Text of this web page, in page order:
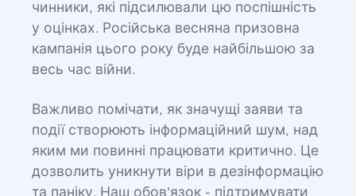
чинники, які підсилювали цю поспішність
у оцінках. Російська весняна призовна
кампанія цього року буде найбільшою за
весь час війни.
Важливо помічати, як значущі заяви та
події створюють інформаційний шум, над
яким ми повинні працювати критично. Це
дозволить уникнути віри в дезінформацію
та паніку. Наш обов'язок - підтримувати